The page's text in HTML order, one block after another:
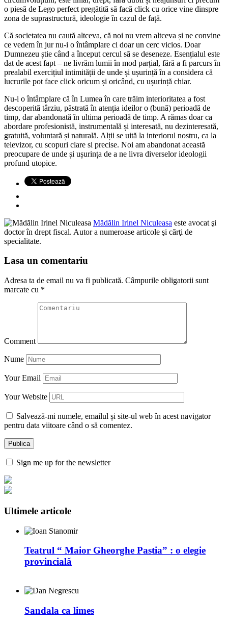
o piesă de Lego perfect pregătită să facă click cu orice vine dinspre
zona de suprastructură, ideologie în cazul de față.
Că societatea nu caută altceva, că noi nu vrem altceva și ne convine
ce vedem în jur nu-i o întâmplare ci doar un cerc vicios. Doar
Dumnezeu știe când a început cercul să se deseneze. Esențialul este
dat de acest fapt – ne livrăm lumii în mod parțial, fără a fi parcurs în
prealabil exercițiul intimității de unde și ușurință în a considera că
lucrurile pot face click oricum și oricând, cu ușurință chiar.
Nu-i o întâmplare că în Lumea în care trăim interioritatea a fost
descoperită târziu, păstrată în atenția ideilor o (bună) perioadă de
timp, dar abandonată în ultima perioadă de timp. A rămas doar ca
abordare profesionistă, instrumentală și interesată, nu dezinteresată,
gratuită, voluntară și naturală. Alții se uită la interiorul nostru, ca la
televizor, cu scopuri clare si precise. Noi am abandonat această
preocupare de unde și ușurința de a ne livra diverselor ideologii
profund utopice.
Mădălin Irinel Niculeasa este avocat şi
doctor în drept fiscal. Autor a numeroase articole şi cărţi de
specialitate.
Lasa un comentariu
Adresa ta de email nu va fi publicată. Câmpurile obligatorii sunt
marcate cu *
Comment
Nume
Your Email
Your Website
Salvează-mi numele, emailul și site-ul web în acest navigator
pentru data viitoare când o să comentez.
Sign me up for the newsletter
Ultimele articole
Teatrul “ Maior Gheorghe Pastia” : o elegie
provincială
Sandala ca limes